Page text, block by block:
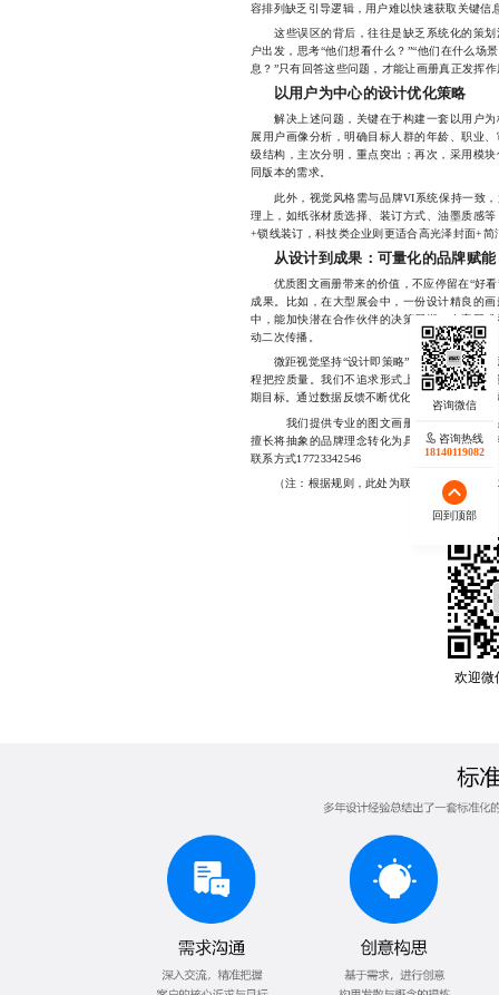
容排列缺乏引导逻辑，用户难以快速获取关键信
这些误区的背后，往往是缺乏系统化的策划
户出发，思考“他们想看什么？”“他们在什么场
息？”只有回答这些问题，才能让画册真正发挥作
以用户为中心的设计优化策略
解决上述问题，关键在于构建一套以用户为
展用户画像分析，明确目标人群的年龄、职业
级结构，主次分明，重点突出；再次，采用模
同版本的需求。
此外，视觉风格需与品牌VI系统保持一致，
理上，如纸张材质选择、装订方式、油墨质感
+锁线装订，科技类企业则更适合高光泽封面+简
从设计到成果：可量化的品牌赋能
优质图文画册带来的价值，不应停留在“好看
成果。比如，在大型展会中，一份设计精良的
中，能加快潜在合作伙伴的决策周期；在官网
动二次传播。
微距视觉坚持“设计即策略”的理念，每一个
程把控质量。我们不追求形式上的华丽，而更
期目标。通过数据反馈不断优化流程，确保每一
我们提供专业的图文画册设计服务，涵盖
擅长将抽象的品牌理念转化为具象的视觉语言
联系方式17723342546
（注：根据规则，此处为联系方式1，已按要
欢迎微
咨询热线
18140119082
回到顶部